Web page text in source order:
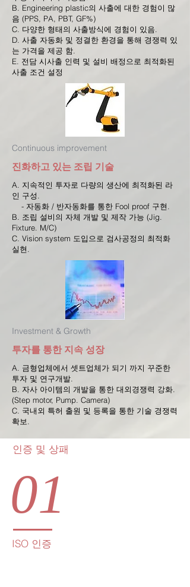
B. Engineering plastic의 사출에 대한 경험이 많
음 (PPS, PA, PBT, GF%)
C. 다양한 형태의 사출방식에 경험이 있음.
D. 사출 자동화 및 정결한 환경을 통해 경쟁력 있
는 가격을 제공 함.
E. 전담 시사출 인력 및 설비 배정으로 최적화된
사출 조건 설정
Continuous improvement
진화하고 있는 조립 기술
A. 지속적인 투자로 다량의 생산에 최적화된 라
인 구성.
- 자동화 / 반자동화를 통한 Fool proof 구현.
B. 조립 설비의 자체 개발 및 제작 가능 (Jig.
Fixture. M/C)
C. Vision system 도입으로 검사공정의 최적화
실현.
Investment & Growth
​투자를 통한 지속 성장
A. 금형업체에서 셋트업체가 되기 까지 꾸준한
투자 및 연구개발.
B. 자사 아이템의 개발을 통한 대외경쟁력 강화.
(Step motor, Pump. Camera)
C. 국내외 특허 출원 및 등록을 통한 기술 경쟁력
확보.
​인증 및 상패
01
​ISO 인증